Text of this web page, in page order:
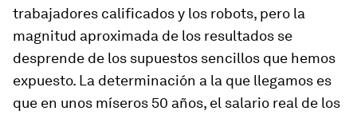
trabajadores calificados y los robots, pero la
magnitud aproximada de los resultados se
desprende de los supuestos sencillos que hemos
expuesto. La determinación a la que llegamos es
que en unos míseros 50 años, el salario real de los